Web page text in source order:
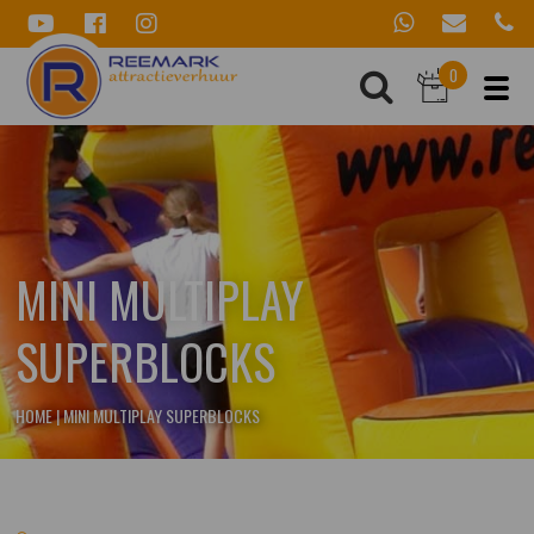
0
MINI MULTIPLAY
SUPERBLOCKS
HOME|MINI MULTIPLAY SUPERBLOCKS